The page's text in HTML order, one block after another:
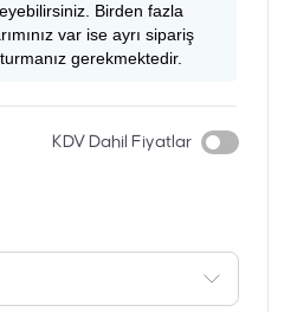
Birden fazla
var ise ayrı sipariş
gerekmektedir.
KDV Dahil Fiyatlar